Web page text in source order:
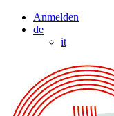
Anmelden
de
it